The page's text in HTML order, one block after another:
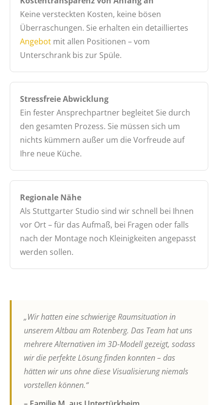
Keine versteckten Kosten, keine bösen
Überraschungen. Sie erhalten ein detailliertes
Angebot mit allen Positionen – vom
Unterschrank bis zur Spüle.
Stressfreie Abwicklung
Ein fester Ansprechpartner begleitet Sie durch
den gesamten Prozess. Sie müssen sich um
nichts kümmern außer um die Vorfreude auf
Ihre neue Küche.
Regionale Nähe
Als Stuttgarter Studio sind wir schnell bei Ihnen
vor Ort – für das Aufmaß, bei Fragen oder falls
nach der Montage noch Kleinigkeiten angepasst
werden sollen.
„Wir hatten eine schwierige Raumsituation in
unserem Altbau am Rotenberg. Das Team hat uns
mehrere Alternativen im 3D-Modell gezeigt, sodass
wir die perfekte Lösung finden konnten – das
hätten wir uns ohne diese Visualisierung niemals
vorstellen können.“